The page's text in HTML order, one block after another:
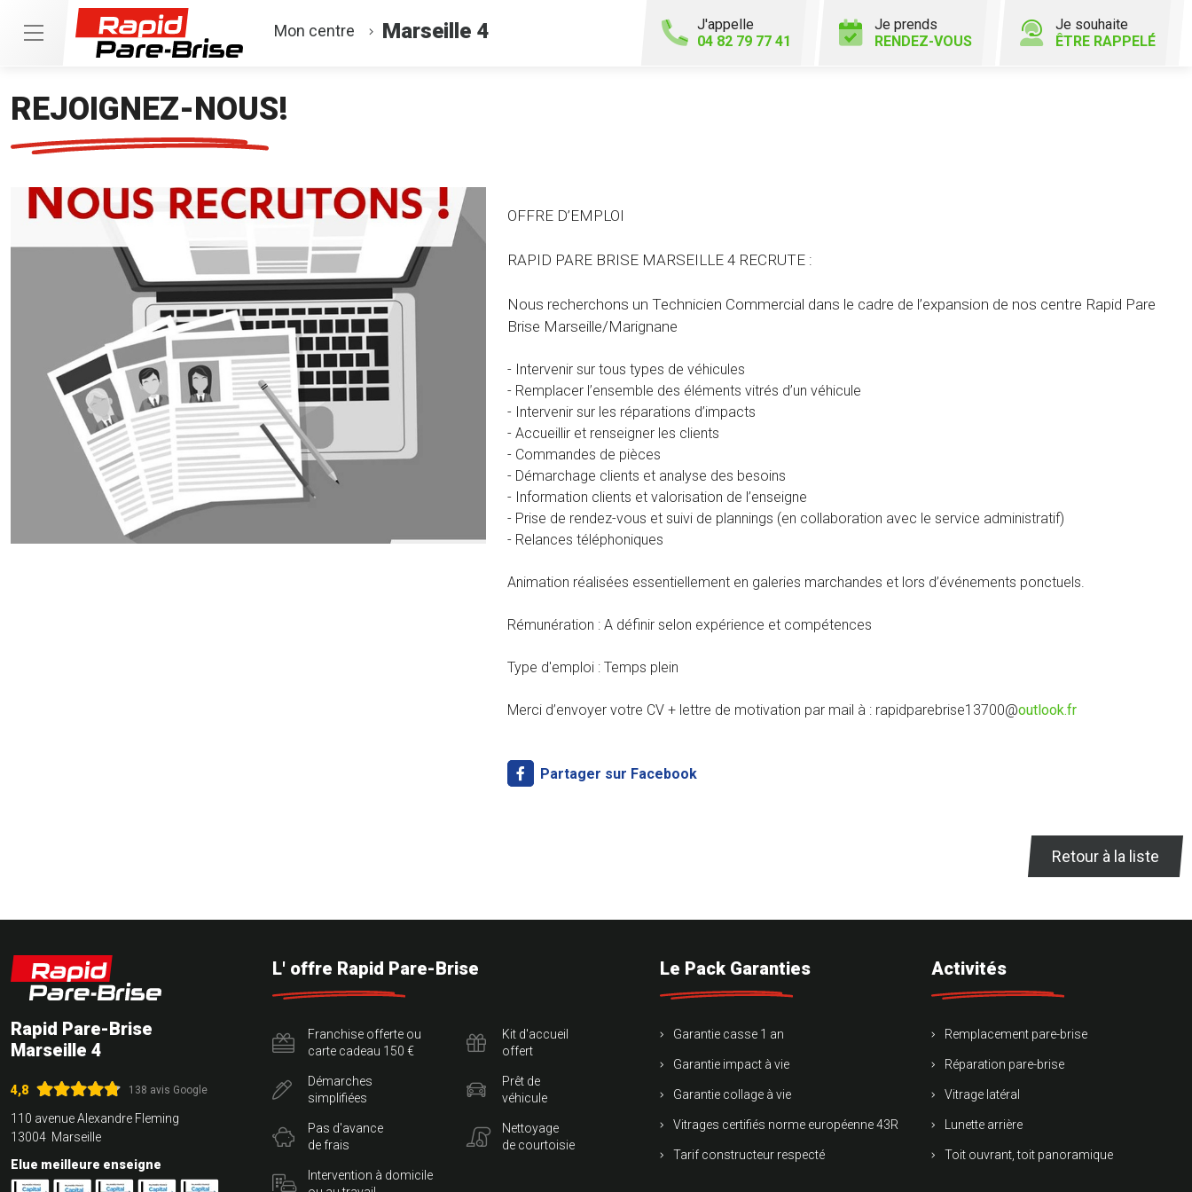
Mon centre Marseille 4
J'appelle
04 82 79 77 41
Je prends
RENDEZ-VOUS
Je souhaite
ÊTRE RAPPELÉ
REJOIGNEZ-NOUS!
OFFRE D’EMPLOI
RAPID PARE BRISE MARSEILLE 4 RECRUTE :
Nous recherchons un Technicien Commercial dans le cadre de l’expansion de nos centre Rapid Pare
Brise Marseille/Marignane
- Intervenir sur tous types de véhicules
- Remplacer l’ensemble des éléments vitrés d’un véhicule
- Intervenir sur les réparations d’impacts
- Accueillir et renseigner les clients
- Commandes de pièces
- Démarchage clients et analyse des besoins
- Information clients et valorisation de l’enseigne
- Prise de rendez-vous et suivi de plannings (en collaboration avec le service administratif)
- Relances téléphoniques
Animation réalisées essentiellement en galeries marchandes et lors d’événements ponctuels.
Rémunération : A définir selon expérience et compétences
Type d'emploi : Temps plein
Merci d’envoyer votre CV + lettre de motivation par mail à : rapidparebrise13700@outlook.fr
Partager sur Facebook
Retour à la liste
Rapid Pare-Brise
Marseille 4
4,8 138 avis Google
110 avenue Alexandre Fleming
13004 Marseille
Elue meilleure enseigne
L' offre Rapid Pare-Brise
Franchise offerte ou
carte cadeau 150 €
Démarches
simplifiées
Pas d'avance
de frais
Intervention à domicile
Kit d'accueil
offert
Prêt de
véhicule
Nettoyage
de courtoisie
Le Pack Garanties
Garantie casse 1 an
Garantie impact à vie
Garantie collage à vie
Vitrages certifiés norme européenne 43R
Tarif constructeur respecté
Activités
Remplacement pare-brise
Réparation pare-brise
Vitrage latéral
Lunette arrière
Toit ouvrant, toit panoramique